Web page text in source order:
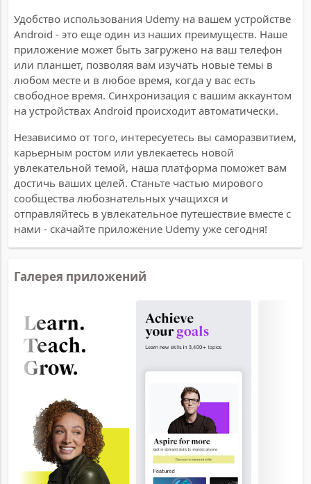
Удобство использования Udemy на вашем устройстве
Android - это еще один из наших преимуществ. Наше
приложение может быть загружено на ваш телефон
или планшет, позволяя вам изучать новые темы в
любом месте и в любое время, когда у вас есть
свободное время. Синхронизация с вашим аккаунтом
на устройствах Android происходит автоматически.
Независимо от того, интересуетесь вы саморазвитием,
карьерным ростом или увлекаетесь новой
увлекательной темой, наша платформа поможет вам
достичь ваших целей. Станьте частью мирового
сообщества любознательных учащихся и
отправляйтесь в увлекательное путешествие вместе с
нами - скачайте приложение Udemy уже сегодня!
Галерея приложений